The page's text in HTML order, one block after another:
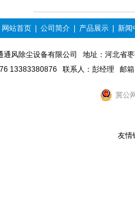
网站首页| 公司简介| 产品展示| 新闻
通风除尘设备有限公司 地址：河北
13383380876 联系人：彭经理 邮箱
冀公
友情